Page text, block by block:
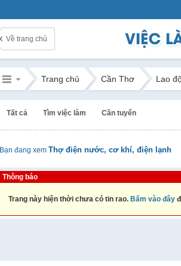
Về trang chủ
Trang chủ Cần Thơ Lao
Tất cả Tìm việc làm Cần tuyển
Bạn đang xem Thợ điện nước, cơ khí, điện lạnh
Thông báo
Trang này hiện thời chưa có tin rao. Bấm vào đây